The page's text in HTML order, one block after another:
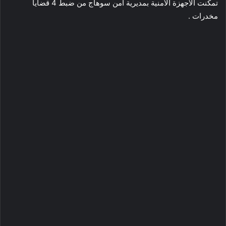
تمكنت الأجهزة الأمنية بمديرية أمن سوهاج من ضبط 4 قضايا
مخدرات .